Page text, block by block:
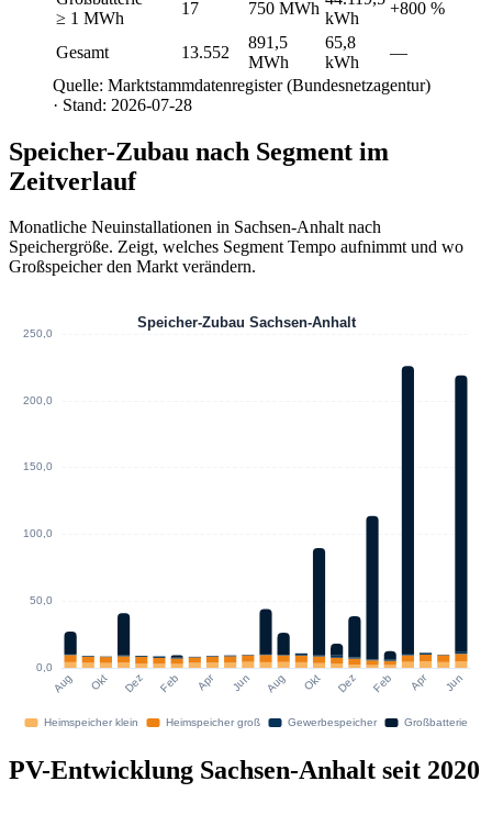
≥ 1 MWh
17 750 MWh
kWh
+800 %
Gesamt 13.552
891,5
MWh
65,8
kWh
—
Quelle: Marktstammdatenregister (Bundesnetzagentur)
· Stand: 2026-07-28
Speicher-Zubau nach Segment im
Zeitverlauf
Monatliche Neuinstallationen in Sachsen-Anhalt nach
Speichergröße. Zeigt, welches Segment Tempo aufnimmt und wo
Großspeicher den Markt verändern.
PV-Entwicklung Sachsen-Anhalt seit 2020